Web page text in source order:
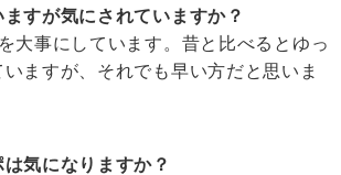
すが気にされていますか？
大事にしています。昔と比べるとゆっ
いますが、それでも早い方だと思いま
気になりますか？